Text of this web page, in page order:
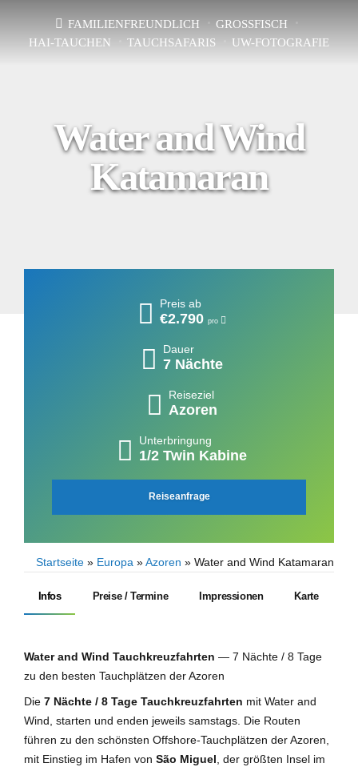
FAMILIENFREUNDLICH
GROSSFISCH
HAI-TAUCHEN
TAUCHSAFARIS UW-FOTOGRAFIE
Water and Wind
Katamaran
Preis ab
€2.790 pro
Dauer
7 Nächte
Reiseziel
Azoren
Unterbringung
1/2 Twin Kabine
Reiseanfrage
Startseite » Europa »Azoren » Water and Wind Katamaran
Infos Preise / Termine Impressionen Karte
Water and Wind Tauchkreuzfahrten — 7 Nächte / 8 Tage
zu den besten Tauchplätzen der Azoren
Die 7 Nächte / 8 Tage Tauchkreuzfahrten mit Water and
Wind, starten und enden jeweils samstags. Die Routen
führen zu den schönsten Offshore-Tauchplätzen der Azoren,
mit Einstieg im Hafen von São Miguel, der größten Insel im